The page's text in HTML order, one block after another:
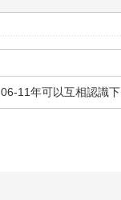
11年可以互相認識